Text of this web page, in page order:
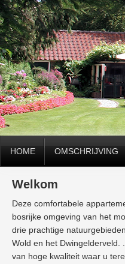
HOME OMSCHRIJVING
Welkom
Deze comfortabele
bosrijke omgeving van het
drie prachtige
Wold en het Dwingelderveld.
van hoge kwaliteit waar u